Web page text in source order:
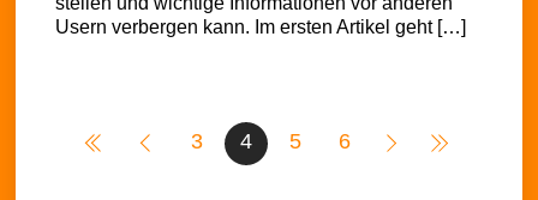
Usern verbergen kann. Im ersten Artikel geht […]
3 4 5 6